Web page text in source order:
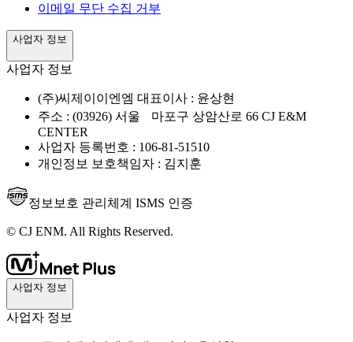
이메일 무단 수집 거부
사업자 정보
사업자 정보
(주)씨제이이엔엠 대표이사 : 윤상현
주소 : (03926) 서울 마포구 상암산로 66 CJ E&M
CENTER
사업자 등록번호 : 106-81-51510
개인정보 보호책임자 : 김지훈
정보보호 관리체계 ISMS 인증
© CJ ENM. All Rights Reserved.
사업자 정보
사업자 정보